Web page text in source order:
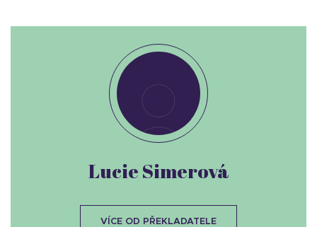
Lucie Simerová
VÍCE OD PŘEKLADATELE